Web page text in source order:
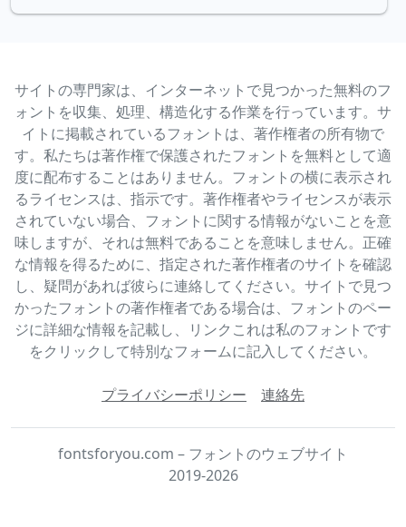
サイトの専門家は、インターネットで見つかった無料のフ
ォントを収集、処理、構造化する作業を行っています。サ
イトに掲載されているフォントは、著作権者の所有物で
す。私たちは著作権で保護されたフォントを無料として適
度に配布することはありません。フォントの横に表示され
るライセンスは、指示です。著作権者やライセンスが表示
されていない場合、フォントに関する情報がないことを意
味しますが、それは無料であることを意味しません。正確
な情報を得るために、指定された著作権者のサイトを確認
し、疑問があれば彼らに連絡してください。サイトで見つ
かったフォントの著作権者である場合は、フォントのペー
ジに詳細な情報を記載し、リンクこれは私のフォントです
をクリックして特別なフォームに記入してください。
プライバシーポリシー 連絡先
fontsforyou.com – フォントのウェブサイト
2019-2026